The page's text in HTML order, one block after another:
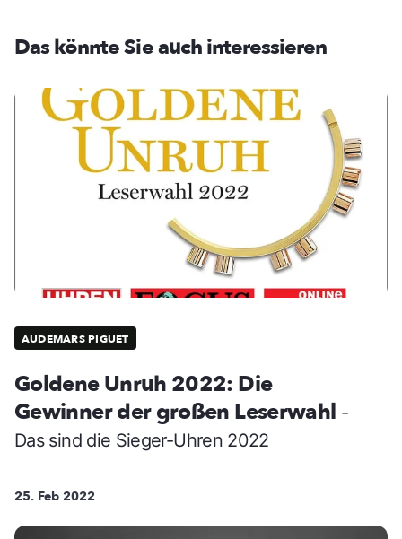
Das könnte Sie auch interessieren
AUDEMARS PIGUET
Goldene Unruh 2022: Die
Gewinner der großen Leserwahl -
Das sind die Sieger-Uhren 2022
25. Feb 2022